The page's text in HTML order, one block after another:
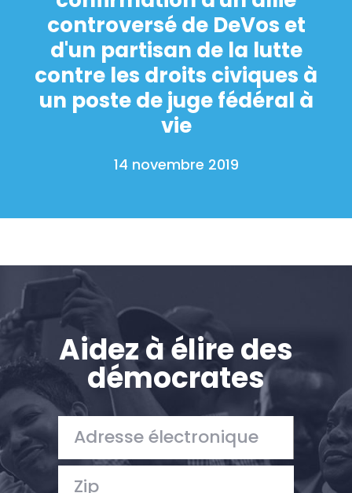
controversé de DeVos et
d'un partisan de la lutte
contre les droits civiques à
un poste de juge fédéral à
vie
14 novembre 2019
Aidez à élire des
démocrates